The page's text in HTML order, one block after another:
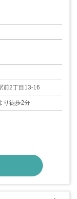
前2丁目13-16
り徒歩2分